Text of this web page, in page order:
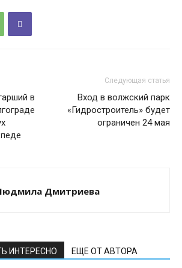
в
Следующая статья
Вход в волжский парк
«Гидростроитель» будет
ограничен 24 мая
Дмитриева
ИНТЕРЕСНО ЕЩЕ ОТ АВТОРА